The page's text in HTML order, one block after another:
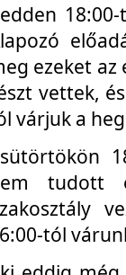
ezeket
vettek,
várjuk a
tudott
tól